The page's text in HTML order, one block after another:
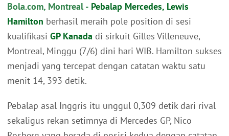
Bola.com, Montreal - Pebalap Mercedes, Lewis
Hamilton berhasil meraih pole position di sesi
kualifikasi GP Kanada di sirkuit Gilles Villeneuve,
Montreal, Minggu (7/6) dini hari WIB. Hamilton sukses
menjadi yang tercepat dengan catatan waktu satu
menit 14, 393 detik.
Pebalap asal Inggris itu unggul 0,309 detik dari rival
sekaligus rekan setimnya di Mercedes GP, Nico